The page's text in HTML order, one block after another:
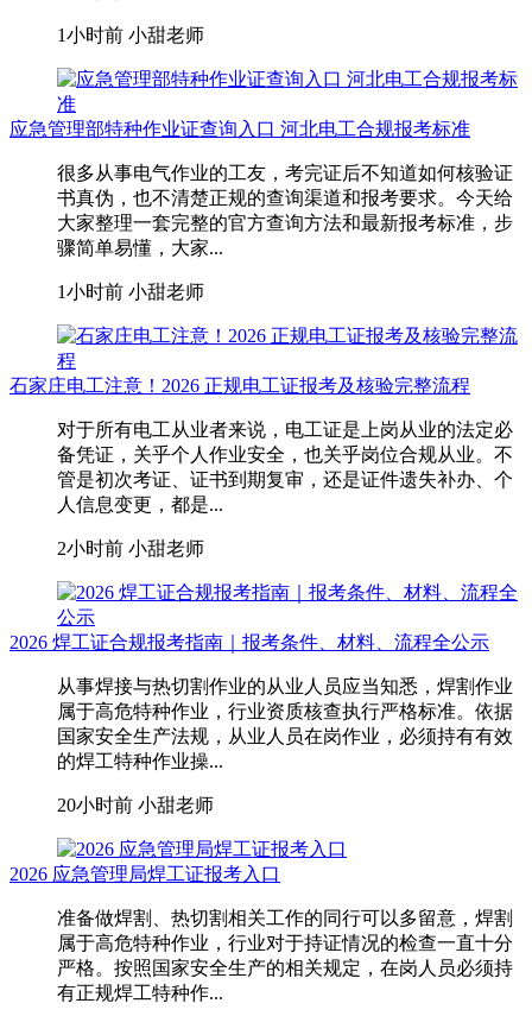
1小时前 小甜老师
应急管理部特种作业证查询入口 河北电工合规报考标准
很多从事电气作业的工友，考完证后不知道如何核验证
书真伪，也不清楚正规的查询渠道和报考要求。今天给
大家整理一套完整的官方查询方法和最新报考标准，步
骤简单易懂，大家...
1小时前 小甜老师
石家庄电工注意！2026 正规电工证报考及核验完整流程
对于所有电工从业者来说，电工证是上岗从业的法定必
备凭证，关乎个人作业安全，也关乎岗位合规从业。不
管是初次考证、证书到期复审，还是证件遗失补办、个
人信息变更，都是...
2小时前 小甜老师
2026 焊工证合规报考指南｜报考条件、材料、流程全公示
从事焊接与热切割作业的从业人员应当知悉，焊割作业
属于高危特种作业，行业资质核查执行严格标准。依据
国家安全生产法规，从业人员在岗作业，必须持有有效
的焊工特种作业操...
20小时前 小甜老师
2026 应急管理局焊工证报考入口
准备做焊割、热切割相关工作的同行可以多留意，焊割
属于高危特种作业，行业对于持证情况的检查一直十分
严格。按照国家安全生产的相关规定，在岗人员必须持
有正规焊工特种作...